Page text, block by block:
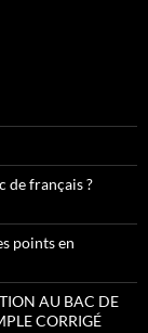
de français ?
points en
AU BAC DE
CORRIGÉ